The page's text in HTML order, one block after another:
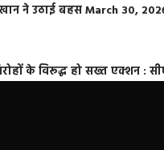
ने उठाई बहसMarch 30,
के विरूद्ध हो सख्त एक्शन :